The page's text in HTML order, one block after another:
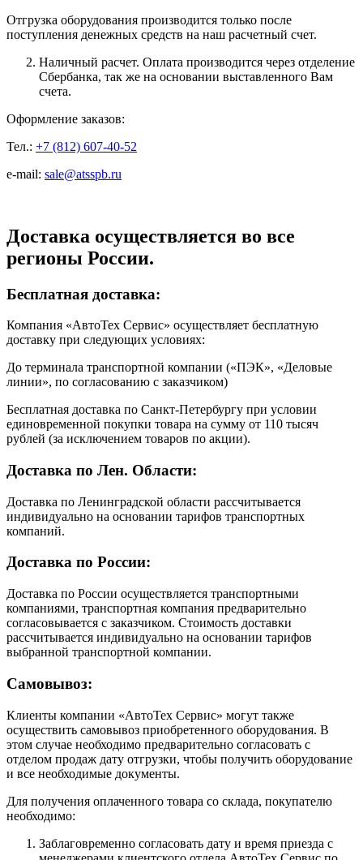
Отгрузка оборудования производится только после
поступления денежных средств на наш расчетный счет.
Наличный расчет. Оплата производится через отделение
Сбербанка, так же на основании выставленного Вам
счета.
Оформление заказов:
Тел.: +7 (812) 607-40-52
e-mail: sale@atsspb.ru
Доставка осуществляется во все
регионы России.
Бесплатная доставка:
Компания «АвтоТех Сервис» осуществляет бесплатную
доставку при следующих условиях:
До терминала транспортной компании («ПЭК», «Деловые
линии», по согласованию с заказчиком)
Бесплатная доставка по Санкт-Петербургу при условии
единовременной покупки товара на сумму от 110 тысяч
рублей (за исключением товаров по акции).
Доставка по Лен. Области:
Доставка по Ленинградской области рассчитывается
индивидуально на основании тарифов транспортных
компаний.
Доставка по России:
Доставка по России осуществляется транспортными
компаниями, транспортная компания предварительно
согласовывается с заказчиком. Стоимость доставки
рассчитывается индивидуально на основании тарифов
выбранной транспортной компании.
Самовывоз:
Клиенты компании «АвтоТех Сервис» могут также
осуществить самовывоз приобретенного оборудования. В
этом случае необходимо предварительно согласовать с
отделом продаж дату отгрузки, чтобы получить оборудование
и все необходимые документы.
Для получения оплаченного товара со склада, покупателю
необходимо:
Заблаговременно согласовать дату и время приезда с